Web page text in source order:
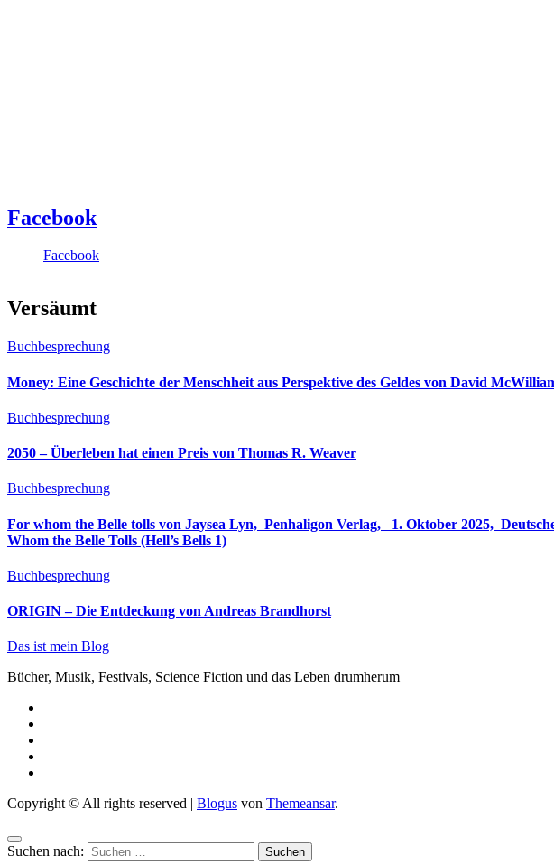
Facebook
Facebook
Versäumt
Buchbesprechung
Money: Eine Geschichte der Menschheit aus Perspektive des Geldes von David
Buchbesprechung
2050 – Überleben hat einen Preis von Thomas R. Weaver
Buchbesprechung
For whom the Belle tolls von Jaysea Lyn, ‎ Penhaligon Verlag, ‎ 1. Oktober 2025, ‎ Deutsche Erstausgabe, Seitenzahl der Print-
Whom the Belle Tolls (Hell’s Bells 1)
Buchbesprechung
ORIGIN – Die Entdeckung von Andreas Brandhorst
Das ist mein Blog
Bücher, Musik, Festivals, Science Fiction und das Leben drumherum
Copyright © All rights reserved | Blogus von Themeansar.
Suchen nach: